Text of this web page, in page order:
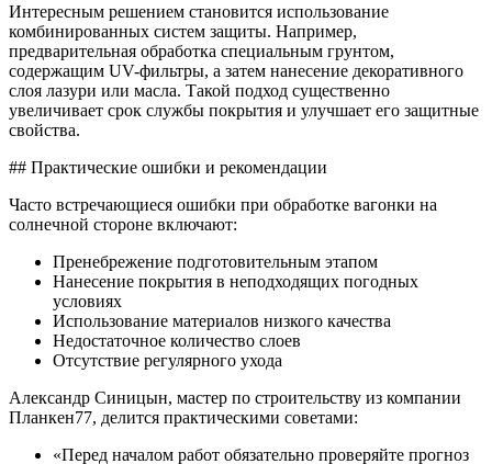
Интересным решением становится использование
комбинированных систем защиты. Например,
предварительная обработка специальным грунтом,
содержащим UV-фильтры, а затем нанесение декоративного
слоя лазури или масла. Такой подход существенно
увеличивает срок службы покрытия и улучшает его защитные
свойства.
## Практические ошибки и рекомендации
Часто встречающиеся ошибки при обработке вагонки на
солнечной стороне включают:
Пренебрежение подготовительным этапом
Нанесение покрытия в неподходящих погодных
условиях
Использование материалов низкого качества
Недостаточное количество слоев
Отсутствие регулярного ухода
Александр Синицын, мастер по строительству из компании
Планкен77, делится практическими советами:
«Перед началом работ обязательно проверяйте прогноз